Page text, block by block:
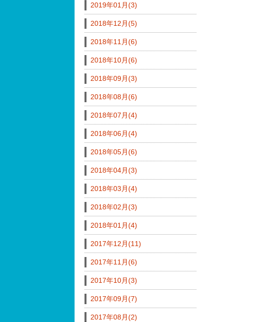
2019年01月(3)
2018年12月(5)
2018年11月(6)
2018年10月(6)
2018年09月(3)
2018年08月(6)
2018年07月(4)
2018年06月(4)
2018年05月(6)
2018年04月(3)
2018年03月(4)
2018年02月(3)
2018年01月(4)
2017年12月(11)
2017年11月(6)
2017年10月(3)
2017年09月(7)
2017年08月(2)